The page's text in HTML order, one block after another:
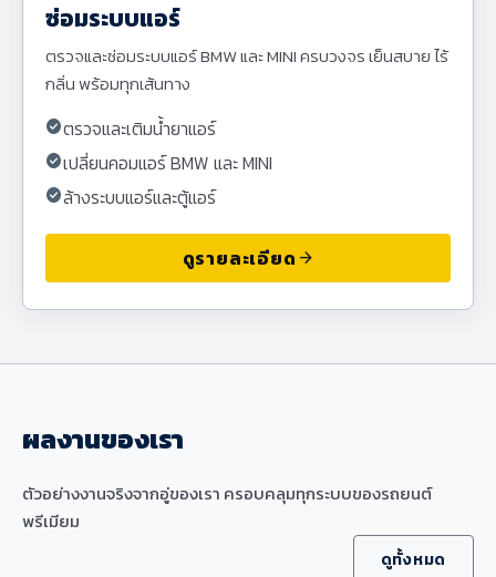
ซ่อมระบบแอร์
ตรวจและซ่อมระบบแอร์ BMW และ MINI ครบวงจร เย็นสบาย ไร้
กลิ่น พร้อมทุกเส้นทาง
check_circleตรวจและเติมน้ำยาแอร์
check_circleเปลี่ยนคอมแอร์ BMW และ MINI
check_circleล้างระบบแอร์และตู้แอร์
ดูรายละเอียด arrow_forward
ผลงานของเรา
ตัวอย่างงานจริงจากอู่ของเรา ครอบคลุมทุกระบบของรถยนต์
พรีเมียม
ดูทั้งหมด